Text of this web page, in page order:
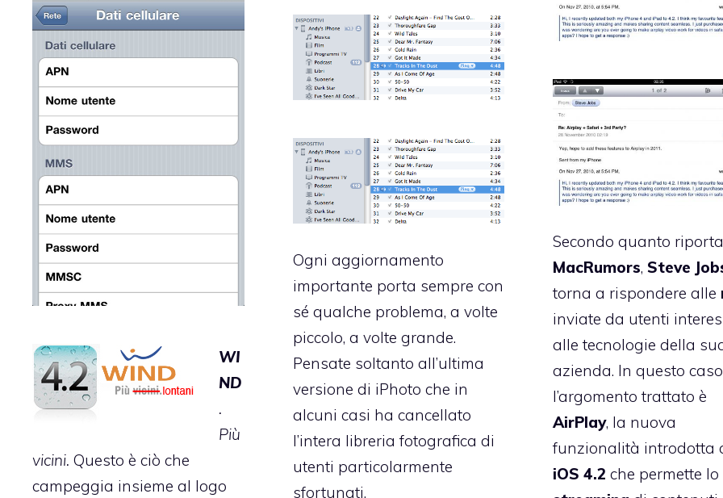
Secondo quanto
MacRumors,Steve
torna a rispondere alle
inviate da utenti
alle tecnologie della
azienda. In questo caso
l’argomento trattato è
AirPlay, la nuova
funzionalità introdotta
iOS 4.2 che permette lo
WI
ND
.
Più
vicini. Questo è ciò che
campeggia insieme al logo
Ogni aggiornamento
importante porta sempre con
sé qualche problema, a volte
piccolo, a volte grande.
Pensate soltanto all’ultima
versione di iPhoto che in
alcuni casi ha cancellato
l’intera libreria fotografica di
utenti particolarmente
sfortunati.